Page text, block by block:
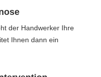
der Handwerker Ihre
Ihnen dann ein